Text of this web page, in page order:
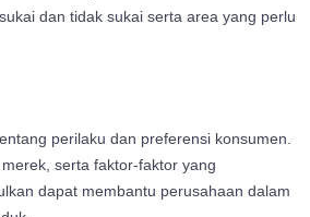
dan tidak sukai serta area yang perlu
perilaku dan preferensi konsumen.
serta faktor-faktor yang
dapat membantu perusahaan dalam